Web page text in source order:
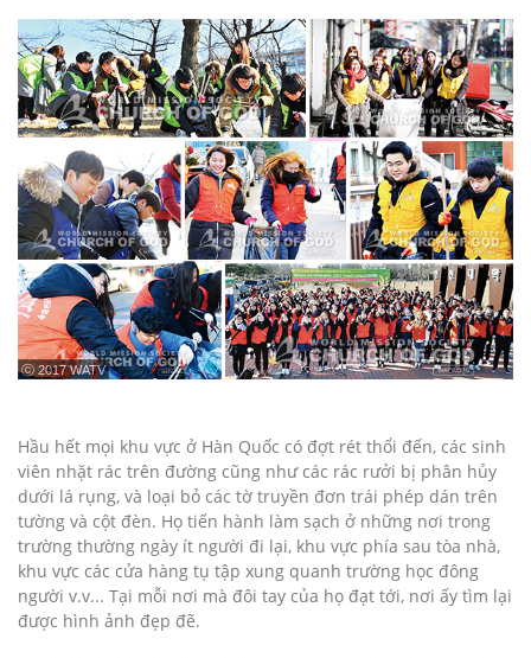
ⓒ 2017 WATV
Hầu hết mọi khu vực ở Hàn Quốc có đợt rét thổi đến, các sinh
viên nhặt rác trên đường cũng như các rác rưởi bị phân hủy
dưới lá rụng, và loại bỏ các tờ truyền đơn trái phép dán trên
tường và cột đèn. Họ tiến hành làm sạch ở những nơi trong
trường thường ngày ít người đi lại, khu vực phía sau tòa nhà,
khu vực các cửa hàng tụ tập xung quanh trường học đông
người v.v... Tại mỗi nơi mà đôi tay của họ đạt tới, nơi ấy tìm lại
được hình ảnh đẹp đẽ.